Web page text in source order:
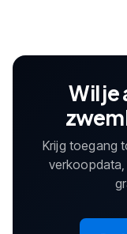
Wil je
Krijg toegang